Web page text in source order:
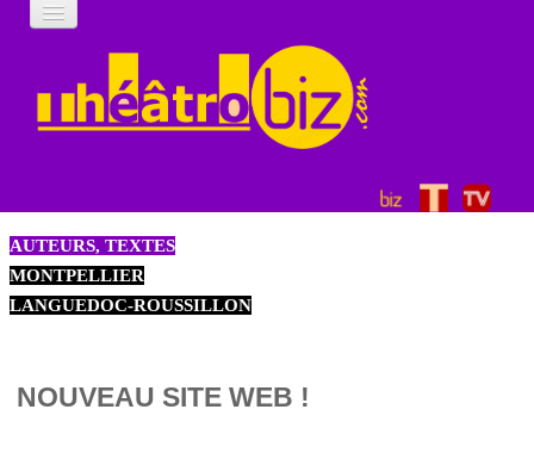
LA THÉÂTROTHÈQUE
LE CLUB
AUTEURS, TEXTES
MONTPELLIER
LANGUEDOC-ROUSSILLON
NOUVEAU SITE WEB !